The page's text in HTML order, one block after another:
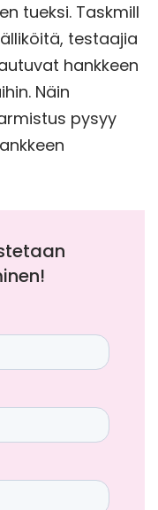
tueksi. Taskmill
testaajia
hankkeen
Näin
pysyy